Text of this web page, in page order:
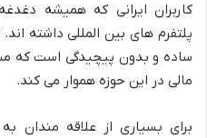
کاربران ایرانی که همیشه
پلتفرم های بین المللی داشته
ساده و بدون پیچیدگی است که
مالی در این حوزه هموار می کند.
برای بسیاری از علاقه مندان